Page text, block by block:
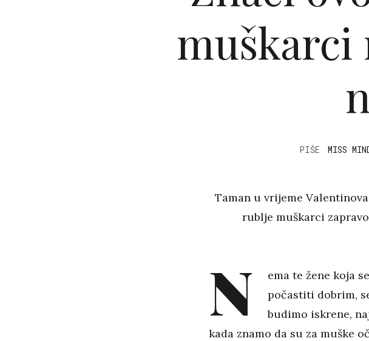
muškarci
PIŠE MISS
Taman u vrijeme
rublje muškarci
N
ema te žene koja
počastiti dobrim,
budimo iskrene,
kada znamo da su za muške